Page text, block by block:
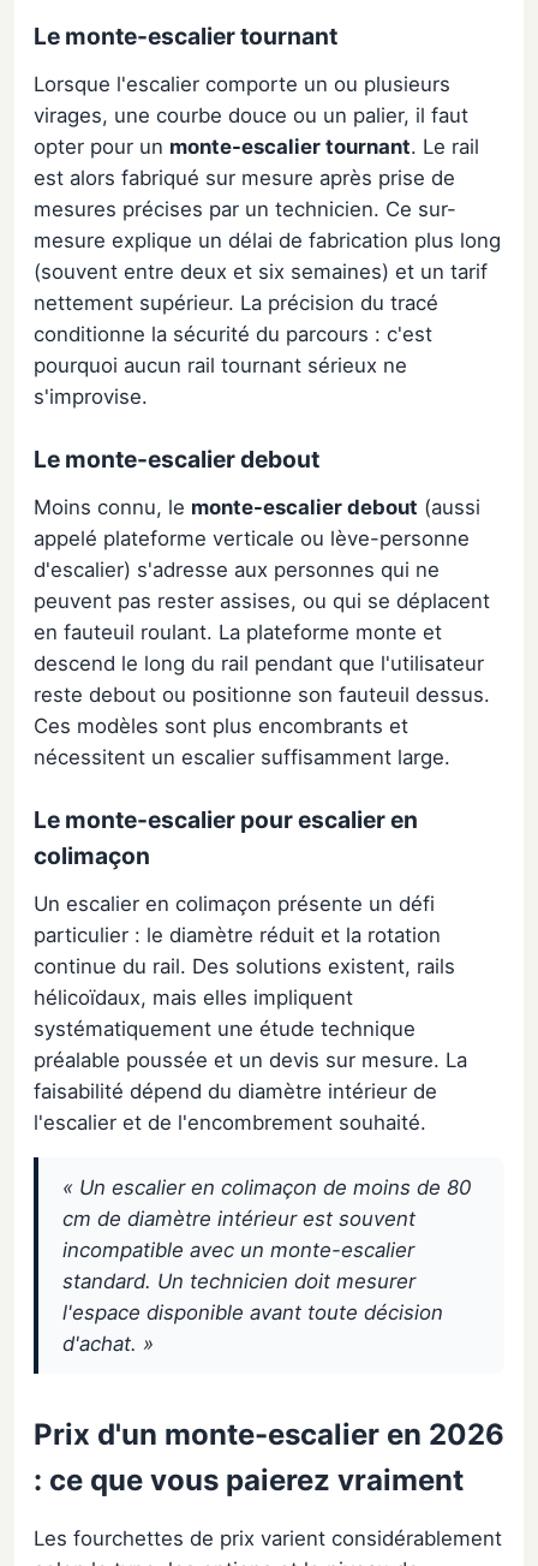
Le monte-escalier tournant
Lorsque l'escalier comporte un ou plusieurs
virages, une courbe douce ou un palier, il faut
opter pour un monte-escalier tournant. Le rail
est alors fabriqué sur mesure après prise de
mesures précises par un technicien. Ce sur-
mesure explique un délai de fabrication plus long
(souvent entre deux et six semaines) et un tarif
nettement supérieur. La précision du tracé
conditionne la sécurité du parcours : c'est
pourquoi aucun rail tournant sérieux ne
s'improvise.
Le monte-escalier debout
Moins connu, le monte-escalier debout (aussi
appelé plateforme verticale ou lève-personne
d'escalier) s'adresse aux personnes qui ne
peuvent pas rester assises, ou qui se déplacent
en fauteuil roulant. La plateforme monte et
descend le long du rail pendant que l'utilisateur
reste debout ou positionne son fauteuil dessus.
Ces modèles sont plus encombrants et
nécessitent un escalier suffisamment large.
Le monte-escalier pour escalier en
colimaçon
Un escalier en colimaçon présente un défi
particulier : le diamètre réduit et la rotation
continue du rail. Des solutions existent, rails
hélicoïdaux, mais elles impliquent
systématiquement une étude technique
préalable poussée et un devis sur mesure. La
faisabilité dépend du diamètre intérieur de
l'escalier et de l'encombrement souhaité.
« Un escalier en colimaçon de moins de 80
cm de diamètre intérieur est souvent
incompatible avec un monte-escalier
standard. Un technicien doit mesurer
l'espace disponible avant toute décision
d'achat. »
Prix d'un monte-escalier en 2026
: ce que vous paierez vraiment
Les fourchettes de prix varient considérablement